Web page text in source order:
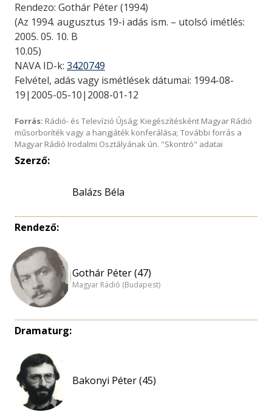
Rendezo: Gothár Péter (1994)
(Az 1994. augusztus 19-i adás ism. – utolsó imétlés:
2005. 05. 10. B
10.05)
NAVA ID-k: 3420749
Felvétel, adás vagy ismétlések dátumai: 1994-08-
19|2005-05-10|2008-01-12
Forrás: Rádió- és Televízió Újság; Kiegészítésként Magyar Rádió
műsorboríték vagy a hangjáték konferálása; További forrás a
Magyar Rádió Irodalmi Osztályának ún. "Skontró" adatai
Szerző:
Balázs Béla
Rendező:
Gothár Péter (47)
Magyar Rádió (Budapest)
Dramaturg:
Bakonyi Péter (45)